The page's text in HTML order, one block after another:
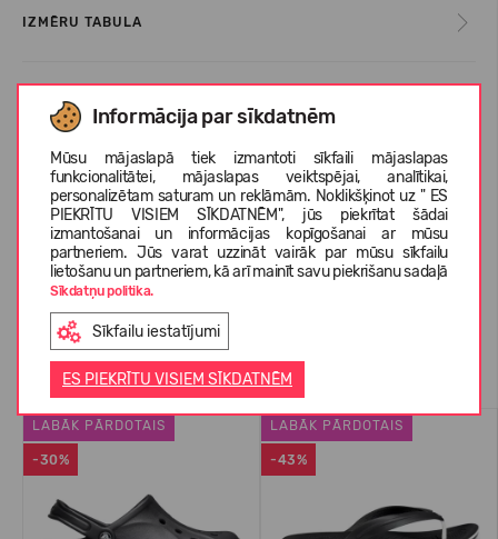
Informācija par sīkdatnēm
Mūsu mājaslapā tiek izmantoti sīkfaili mājaslapas
funkcionalitātei, mājaslapas veiktspējai, analītikai,
personalizētam saturam un reklāmām. Noklikšķinot uz " ES
PIEKRĪTU VISIEM SĪKDATNĒM", jūs piekrītat šādai
izmantošanai un informācijas kopīgošanai ar mūsu
partneriem. Jūs varat uzzināt vairāk par mūsu sīkfailu
lietošanu un partneriem, kā arī mainīt savu piekrišanu sadaļā
Sīkdatņu politika.
Sīkfailu iestatījumi
ES PIEKRĪTU VISIEM SĪKDATNĒM
IZMĒRU TABULA
KOPŠANAS INSTRUKCIJAS
PAR CROCS™
KLIENTU ATSAUKSMES (0)
Līdzīgas preces
-30%
LABĀK PĀRDOTAIS
-43%
LABĀK PĀRDOTAIS